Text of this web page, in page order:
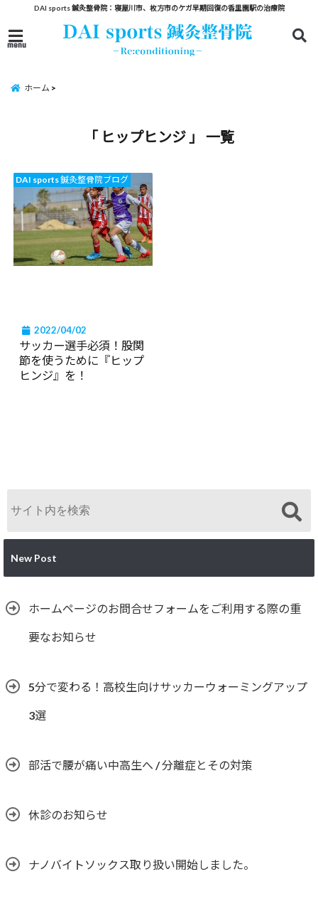
DAI sports 鍼灸整骨院：寝屋川市、枚方市のケガ早期回復の香里園駅の治療院
menu
ホーム
「 ヒップヒンジ 」 一覧
DAI sports 鍼灸整骨院ブログ
2022/04/02
サッカー選手必須！股関
節を使うために『ヒップ
ヒンジ』を！
New Post
ホームページのお問合せフォームをご利用する際の重
要なお知らせ
5分で変わる！高校生向けサッカーウォーミングアップ
3選
部活で腰が痛い中高生へ / 分離症とその対策
休診のお知らせ
ナノバイトソックス取り扱い開始しました。